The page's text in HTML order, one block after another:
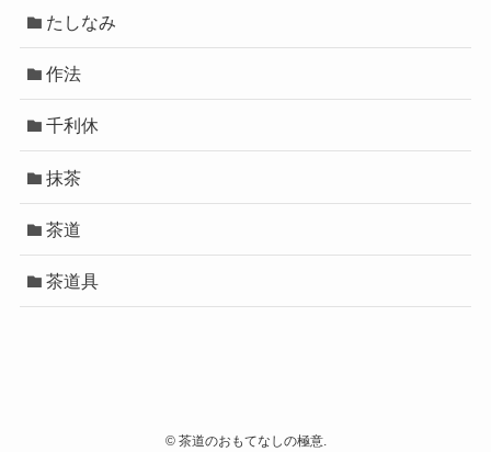
たしなみ
作法
千利休
抹茶
茶道
茶道具
©茶道のおもてなしの極意.